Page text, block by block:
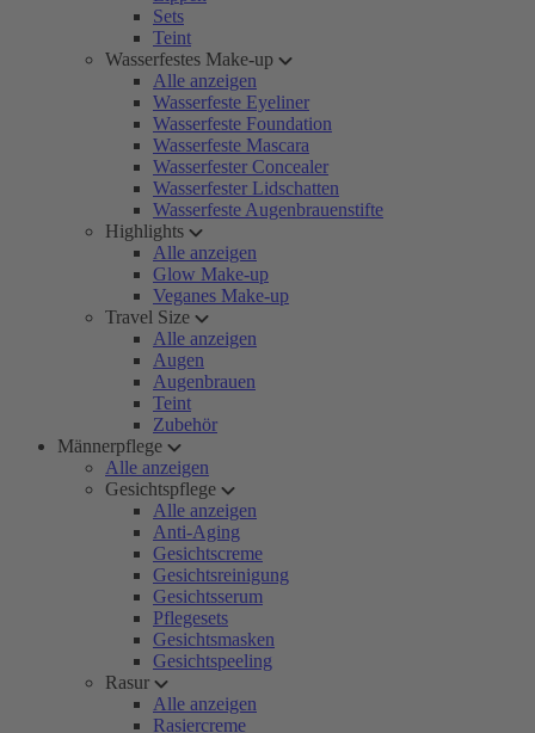
Sets
Teint
Wasserfestes Make-up
Alle anzeigen
Wasserfeste Eyeliner
Wasserfeste Foundation
Wasserfeste Mascara
Wasserfester Concealer
Wasserfester Lidschatten
Wasserfeste Augenbrauenstifte
Highlights
Alle anzeigen
Glow Make-up
Veganes Make-up
Travel Size
Alle anzeigen
Augen
Augenbrauen
Teint
Zubehör
Männerpflege
Alle anzeigen
Gesichtspflege
Alle anzeigen
Anti-Aging
Gesichtscreme
Gesichtsreinigung
Gesichtsserum
Pflegesets
Gesichtsmasken
Gesichtspeeling
Rasur
Alle anzeigen
Rasiercreme